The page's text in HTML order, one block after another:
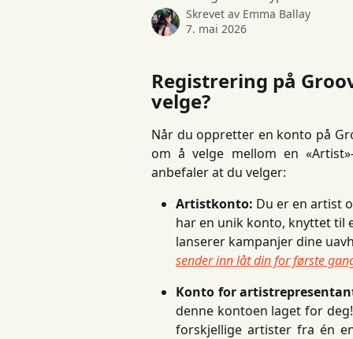
Skrevet av Emma Ballay
7. mai 2026
Registrering på
velge?
Når du oppretter en konto på
om å velge mellom en
anbefaler at du velger:
Artistkonto: Du er en artist
har en unik konto, knyttet til
lanserer kampanjer dine
sender inn låt din for første
Konto for
denne kontoen laget for
forskjellige artister fra én